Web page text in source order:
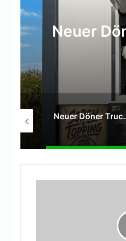
Neuer
SPD Moers verleiht Willy-Brandt-Medaille an Hans Gerd Rötters Neuer Döner Truck